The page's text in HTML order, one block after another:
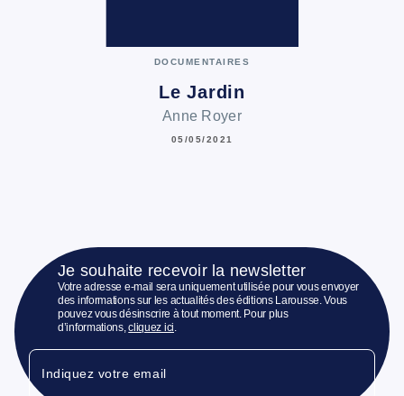
DOCUMENTAIRES
Le Jardin
Anne Royer
05/05/2021
Je souhaite recevoir la newsletter
Votre adresse e-mail sera uniquement utilisée pour vous envoyer
des informations sur les actualités des éditions Larousse. Vous
pouvez vous désinscrire à tout moment. Pour plus
d’informations,cliquez ici.
Indiquez votre email